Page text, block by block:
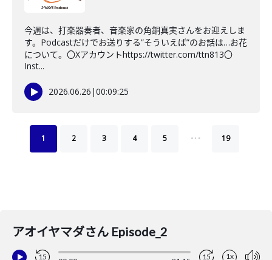
今週は、打楽器奏者、音楽家の角銅真実さんをお迎えしま
す。Podcastだけでお送りする”そういえば”のお話は…お花
について。〇Xアカウントhttps://twitter.com/ttn813〇
Inst...
2026.06.26 |00:09:25
1 2 3 4 5 … 19
アオイヤマダさん Episode_2
15 15 1x